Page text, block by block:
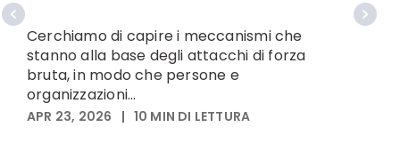
Cerchiamo di capire i meccanismi che
stanno alla base degli attacchi di forza
bruta, in modo che persone e
organizzazioni...
APR 23, 2026 | 10 MIN DI LETTURA